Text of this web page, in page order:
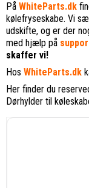
På WhiteParts.dk
kølefryseskabe. Vi
udskifte, og er der
med hjælp på
skaffer vi!
Hos WhiteParts.dk
Her finder du
Dørhylder til